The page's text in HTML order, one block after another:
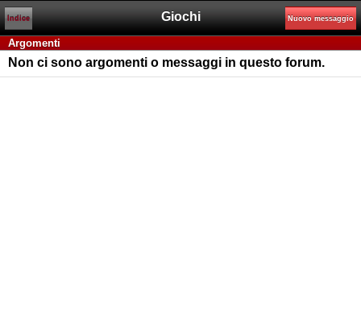
Giochi
Indice Nuovo messaggio
Argomenti
Non ci sono argomenti o messaggi in questo forum.